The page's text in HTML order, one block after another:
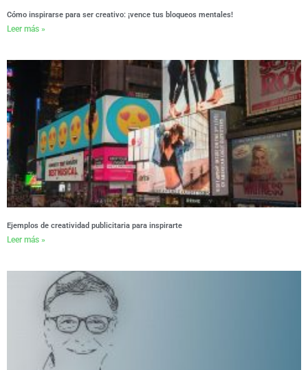
Cómo inspirarse para ser creativo: ¡vence tus bloqueos mentales!
Leer más »
Ejemplos de creatividad publicitaria para inspirarte
Leer más »